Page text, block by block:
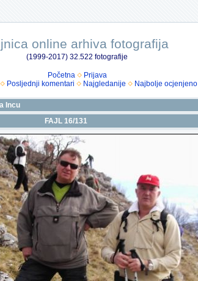
online arhiva fotografija
(1999-2017) 32.522 fotografije
Početna
Prijava
Posljednji komentari Najgledanije Najbolje ocjenjeno
Incu
FAJL 16/131